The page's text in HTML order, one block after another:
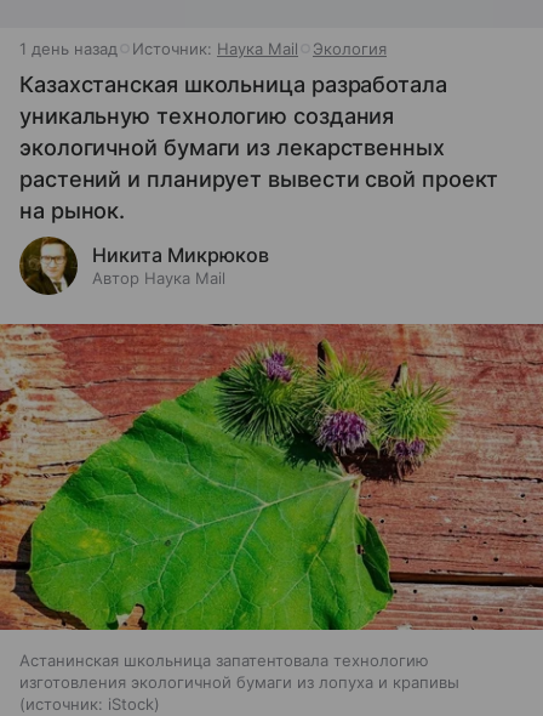
1 день назад Источник: Наука Mail Экология
Казахстанская школьница разработала
уникальную технологию создания
экологичной бумаги из лекарственных
растений и планирует вывести свой проект
на рынок.
Никита Микрюков
Автор Наука Mail
Астанинская школьница запатентовала технологию
изготовления экологичной бумаги из лопуха и крапивы
источник: iStock